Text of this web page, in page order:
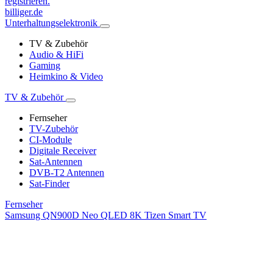
billiger.de
Unterhaltungselektronik
TV & Zubehör
Audio & HiFi
Gaming
Heimkino & Video
TV & Zubehör
Fernseher
TV-Zubehör
CI-Module
Digitale Receiver
Sat-Antennen
DVB-T2 Antennen
Sat-Finder
Fernseher
Samsung QN900D Neo QLED 8K Tizen Smart TV